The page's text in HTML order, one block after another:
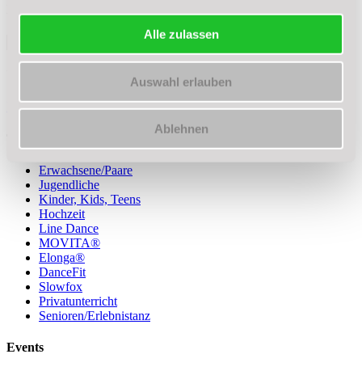
Alle zulassen
Auswahl erlauben
Ablehnen
Umbau der Tanzschule:
Hier klicken!
Erwachsene/Paare
Jugendliche
Kinder, Kids, Teens
Hochzeit
Line Dance
MOVITA®
Elonga®
DanceFit
Slowfox
Privatunterricht
Senioren/Erlebnistanz
Events